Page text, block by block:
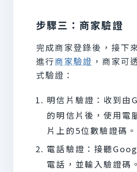
步驟三：商家驗證
完成商家登錄後，接下
進行商家驗證 ，商家可
式驗證：
明信片驗證：收到由
的明信片後，使用電
片上的5位數驗證碼。
電話驗證：接聽
電話，並輸入驗證碼。